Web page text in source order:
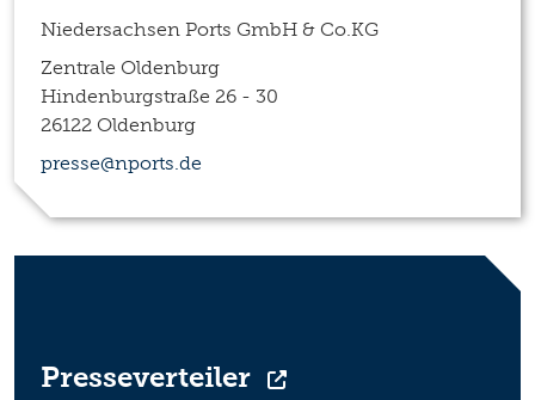
Niedersachsen Ports GmbH & Co.KG
Zentrale Oldenburg
Hindenburgstraße 26 - 30
26122 Oldenburg
presse@nports.de
Presseverteiler